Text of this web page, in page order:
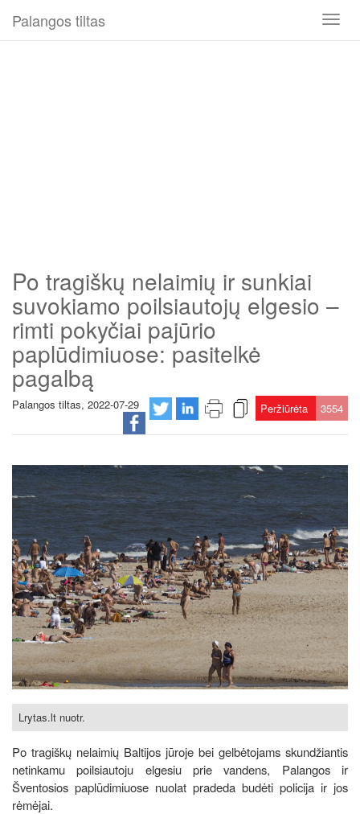
Toggle
Palangos tiltas
Po tragiškų nelaimių ir sunkiai
suvokiamo poilsiautojų elgesio –
rimti pokyčiai pajūrio
paplūdimiuose: pasitelkė
pagalbą
Palangos tiltas, 2022-07-29 Peržiūrėta 3554
Lrytas.lt nuotr.
Po tragiškų nelaimių Baltijos jūroje bei gelbėtojams skundžiantis
netinkamu poilsiautoju elgesiu prie vandens, Palangos ir
Šventosios paplūdimiuose nuolat pradeda budėti policija ir jos
rėmėjai.